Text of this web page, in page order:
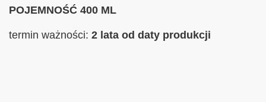
POJEMNOŚĆ 400 ML
termin ważności: 2 lata od daty produkcji